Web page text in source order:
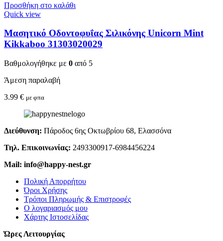
Προσθήκη στο καλάθι
Quick view
Μασητικό Οδοντοφυΐας Σιλικόνης Unicorn Mint
Kikkaboo 31303020029
Βαθμολογήθηκε με 0 από 5
Άμεση παραλαβή
3.99 € με φπα
Διεύθυνση: Πάροδος 6ης Οκτωβρίου 68, Ελασσόνα
Τηλ. Επικοινωνίας: 2493300917-6984456224
Mail: info@happy-nest.gr
Πολική Απορρήτου
Όροι Χρήσης
Τρόποι Πληρωμής & Επιστροφές
Ο λογαριασμός μου
Χάρτης Ιστοσελίδας
Ώρες Λειτουργίας